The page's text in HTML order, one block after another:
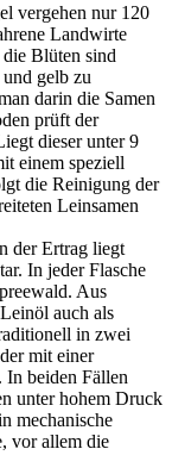
vergehen nur 120
Landwirte
Blüten sind
gelb zu
darin die Samen
prüft der
dieser unter 9
einem speziell
die Reinigung der
Leinsamen
der Ertrag liegt
In jeder Flasche
Aus
auch als
in zwei
mit einer
In beiden Fällen
unter hohem Druck
mechanische
vor allem die